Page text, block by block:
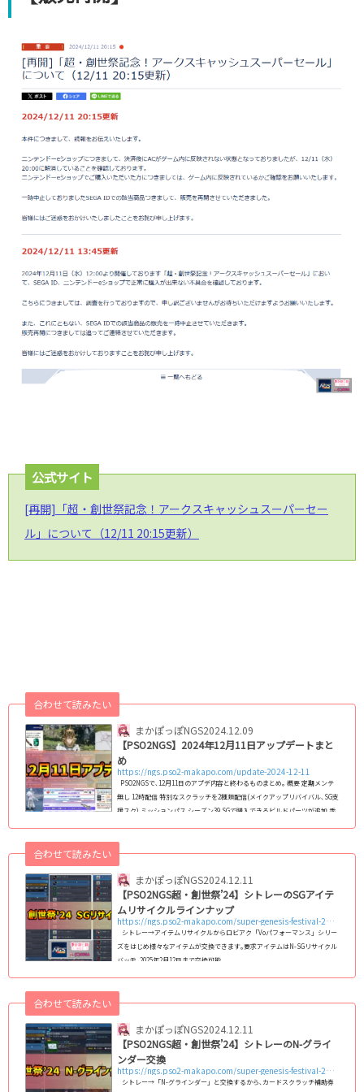
公式サイト
[再開]「超・創世祭記念！アークスキャッシュスーパーセー
ル」について（12/11 20:15更新）
まかぽっぽNGS
合わせて読みたい
2024.12.09
【PSO2NGS】2024年12月11日アップデートまと
め
https://ngs.pso2-makapo.com/update-2024-12-11
PSO2NGSで､12月11日のアプデ内容と終わるものまとめ｡ 概要 定期メンテ
無し 12時配信 特別なスクラッチを2種類配信(メイクアップリバイバル､SG支
援スク) ミッションパス シーズン39 SGで購入できるビルドパーツが追加 季
セール (～ 1/8) 「超・創世祭」記念！超・お得なアイテム販売中！(～ 12/2
5) 【エステ無料期間】超・エステし放題CP(～ 2/5) 超・SGアイテムリサ...
まかぽっぽNGS
合わせて読みたい
2024.12.11
【PSO2NGS超・創世祭’24】シトレーのSGアイテ
ムリサイクルラインナップ
https://ngs.pso2-makapo.com/super-genesis-festival-24-sg
シトレー→アイテムリサイクルからロビアク「Voパフォーマンス」シリー
ズをはじめ様々なアイテムが交換できます｡要求アイテムはN-SGリサイクル
バッヂ｡2025年2月12日まで交換可能
まかぽっぽNGS
合わせて読みたい
2024.12.11
【PSO2NGS超・創世祭’24】シトレーのN-グライ
ンダー交換
https://ngs.pso2-makapo.com/super-genesis-festival-24-gra
シトレー→「N-グラインダー」と交換するから､カードスクラッチ補助券